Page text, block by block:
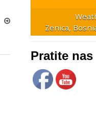
Zenica,
Pratite nas